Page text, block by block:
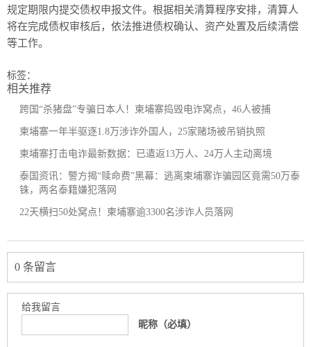
规定期限内提交债权申报文件。根据相关清算程序安排，清算人
将在完成债权审核后，依法推进债权确认、资产处置及后续清偿
等工作。
标签：
相关推荐
跨国“杀猪盘”专骗日本人！柬埔寨捣毁电诈窝点，46人被捕
柬埔寨一年半驱逐1.8万涉诈外国人，25家赌场被吊销执照
柬埔寨打击电诈最新数据：已遣返13万人、24万人主动离境
泰国资讯：警方揭“赎命费”黑幕：逃离柬埔寨诈骗园区竟需50万泰
铢，两名泰籍嫌犯落网
22天横扫50处窝点！柬埔寨逾3300名涉诈人员落网
0 条留言
给我留言
昵称（必填）